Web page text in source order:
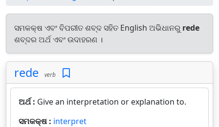
ସମକକ୍ଷ ଏବଂ ବିପରୀତ ଶବ୍ଦ ସହିତ English ଅଭିଧାନରୁ rede
ଶବ୍ଦର ଅର୍ଥ ଏବଂ ଉଦାହରଣ ।
rede verb
ଅର୍ଥ : Give an interpretation or explanation to.
ସମକକ୍ଷ : interpret